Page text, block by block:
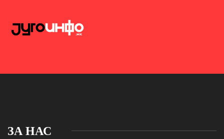
ЗА НАС